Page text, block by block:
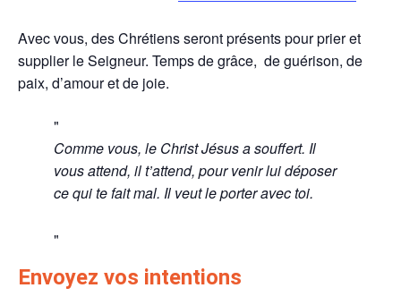
Avec vous, des Chrétiens seront présents pour prier et
supplier le Seigneur. Temps de grâce, de guérison, de
paix, d’amour et de joie.
Comme vous, le Christ Jésus a souffert. Il
vous attend, il t’attend, pour venir lui déposer
ce qui te fait mal. Il veut le porter avec toi.
Envoyez vos intentions